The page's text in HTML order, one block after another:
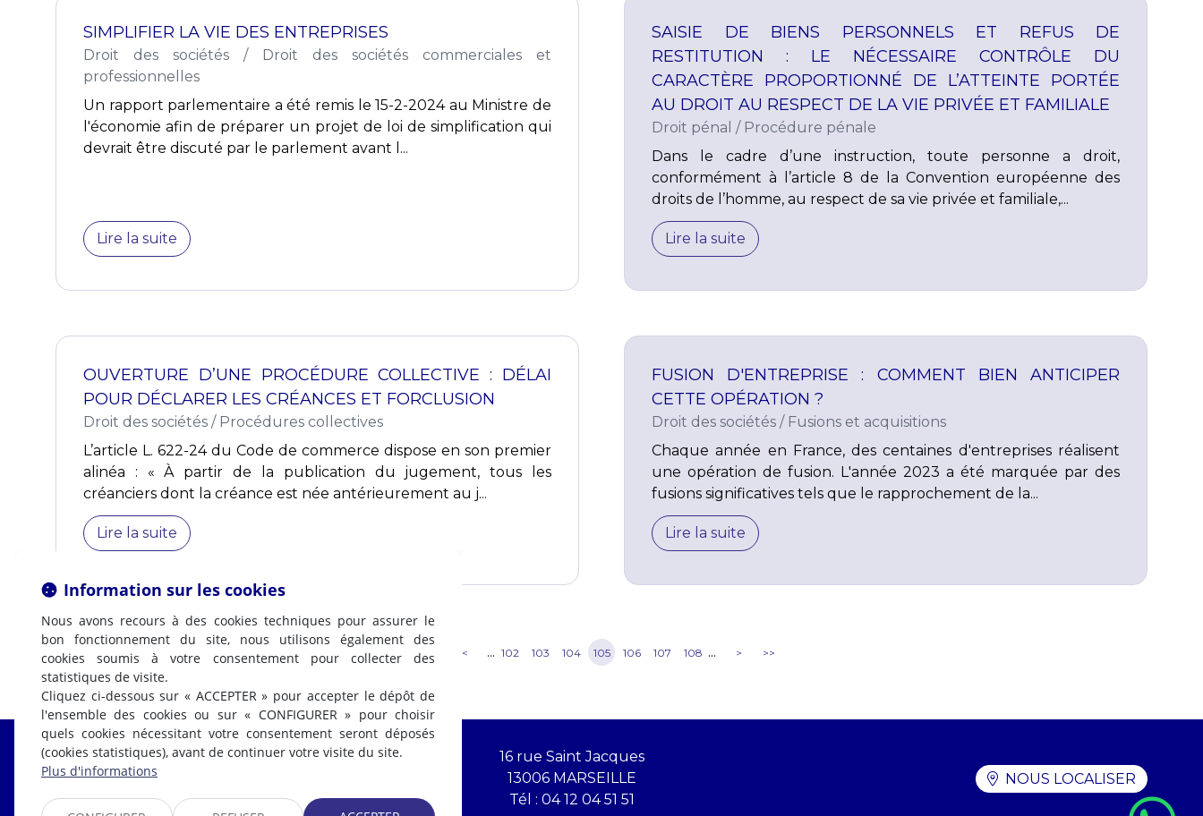
SIMPLIFIER LA VIE DES ENTREPRISES
Droit des sociétés / Droit des sociétés commerciales et
professionnelles
Un rapport parlementaire a été remis le 15-2-2024 au Ministre de
l'économie afin de préparer un projet de loi de simplification qui
devrait être discuté par le parlement avant l...
Lire la suite
SAISIE DE BIENS PERSONNELS ET REFUS DE
RESTITUTION : LE NÉCESSAIRE CONTRÔLE DU
CARACTÈRE PROPORTIONNÉ DE L’ATTEINTE PORTÉE
AU DROIT AU RESPECT DE LA VIE PRIVÉE ET FAMILIALE
Droit pénal / Procédure pénale
Dans le cadre d’une instruction, toute personne a droit,
conformément à l’article 8 de la Convention européenne des
droits de l’homme, au respect de sa vie privée et familiale,...
Lire la suite
OUVERTURE D’UNE PROCÉDURE COLLECTIVE : DÉLAI
POUR DÉCLARER LES CRÉANCES ET FORCLUSION
Droit des sociétés / Procédures collectives
L’article L. 622-24 du Code de commerce dispose en son premier
alinéa : « À partir de la publication du jugement, tous les
créanciers dont la créance est née antérieurement au j...
Lire la suite
FUSION D'ENTREPRISE : COMMENT BIEN ANTICIPER
CETTE OPÉRATION ?
Droit des sociétés / Fusions et acquisitions
Chaque année en France, des centaines d'entreprises réalisent
une opération de fusion. L'année 2023 a été marquée par des
fusions significatives tels que le rapprochement de la...
Lire la suite
< ... 102 103 104 105 106 107 108 ... > >>
Fabrice LABI
16 rue Saint Jacques
13006 MARSEILLE
Tél : 04 12 04 51 51
NOUS LOCALISER
Information sur les cookies
Nous avons recours à des cookies techniques pour assurer le
bon fonctionnement du site, nous utilisons également des
cookies soumis à votre consentement pour collecter des
statistiques de visite.
Cliquez ci-dessous sur « ACCEPTER » pour accepter le dépôt de
l'ensemble des cookies ou sur « CONFIGURER » pour choisir
quels cookies nécessitant votre consentement seront déposés
(cookies statistiques), avant de continuer votre visite du site.
Plus d'informations